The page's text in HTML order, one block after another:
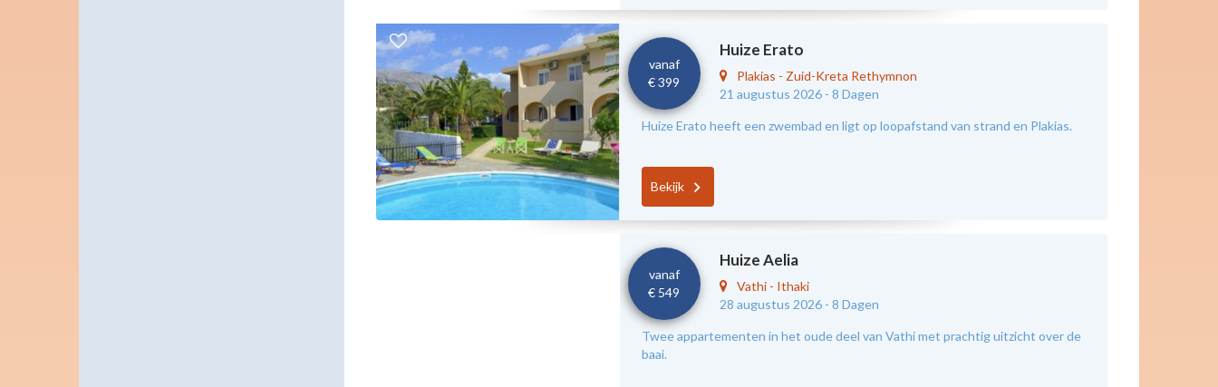
vanaf
€ 399
Huize Erato
Plakias - Zuid-Kreta Rethymnon
21 augustus 2026 -8 Dagen
Huize Erato heeft een zwembad en ligt op loopafstand van strand en Plakias.
Bekijk
vanaf
€ 549
Huize Aelia
Vathi - Ithaki
28 augustus 2026 -8 Dagen
Twee appartementen in het oude deel van Vathi met prachtig uitzicht over de
baai.